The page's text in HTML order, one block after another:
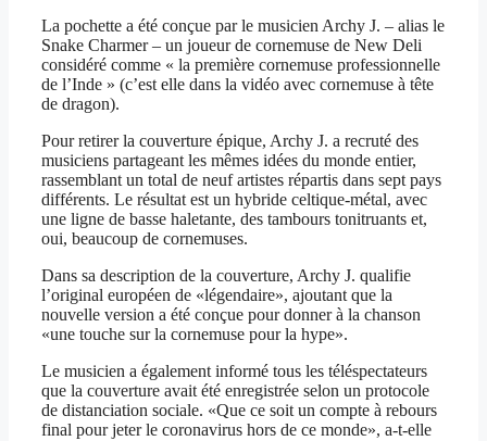
La pochette a été conçue par le musicien Archy J. – alias le
Snake Charmer – un joueur de cornemuse de New Deli
considéré comme « la première cornemuse professionnelle
de l’Inde » (c’est elle dans la vidéo avec cornemuse à tête
de dragon).
Pour retirer la couverture épique, Archy J. a recruté des
musiciens partageant les mêmes idées du monde entier,
rassemblant un total de neuf artistes répartis dans sept pays
différents. Le résultat est un hybride celtique-métal, avec
une ligne de basse haletante, des tambours tonitruants et,
oui, beaucoup de cornemuses.
Dans sa description de la couverture, Archy J. qualifie
l’original européen de «légendaire», ajoutant que la
nouvelle version a été conçue pour donner à la chanson
«une touche sur la cornemuse pour la hype».
Le musicien a également informé tous les téléspectateurs
que la couverture avait été enregistrée selon un protocole
de distanciation sociale. «Que ce soit un compte à rebours
final pour jeter le coronavirus hors de ce monde», a-t-elle